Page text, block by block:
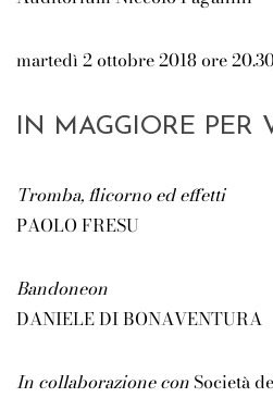
martedì 2 ottobre 2018 ore
IN MAGGIORE PER
Tromba, flicorno ed effetti
PAOLO FRESU
Bandoneon
DANIELE DI BONAVENTURA
In collaborazione con Società